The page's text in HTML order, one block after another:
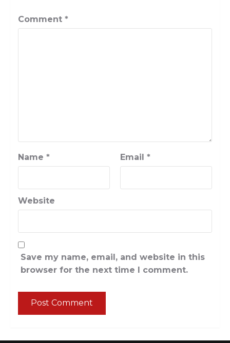
Comment *
Name * Email *
Website
Save my name, email, and website in this
browser for the next time I comment.